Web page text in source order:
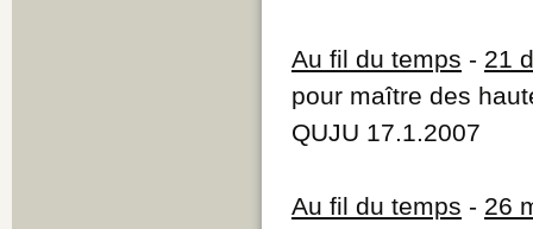
Au fil du temps - 21
pour maître des
QUJU 17.1.2007
Au fil du temps - 26